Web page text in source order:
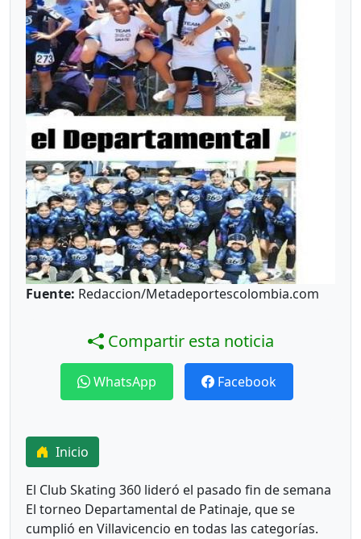
Fuente: Redaccion/Metadeportescolombia.com
Compartir esta noticia
WhatsApp Facebook
Inicio
El Club Skating 360 lideró el pasado fin de semana
El torneo Departamental de Patinaje, que se
cumplió en Villavicencio en todas las categorías.